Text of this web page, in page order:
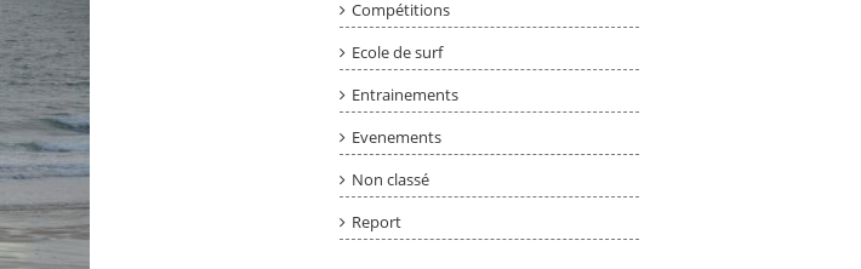
Compétitions
Ecole de surf
Entrainements
Evenements
Non classé
Report